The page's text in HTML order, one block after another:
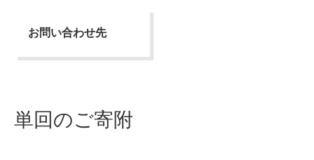
お問い合わせ先
単回のご寄附